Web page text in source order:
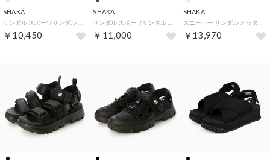
SHAKA
￥10,450
SHAKA
￥11,000
SHAKA
￥13,970